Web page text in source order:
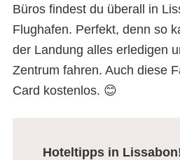
Büros findest du überall in
Flughafen. Perfekt, denn so
der Landung alles erledigen
Zentrum fahren. Auch diese
Card kostenlos. 😊
Hoteltipps in